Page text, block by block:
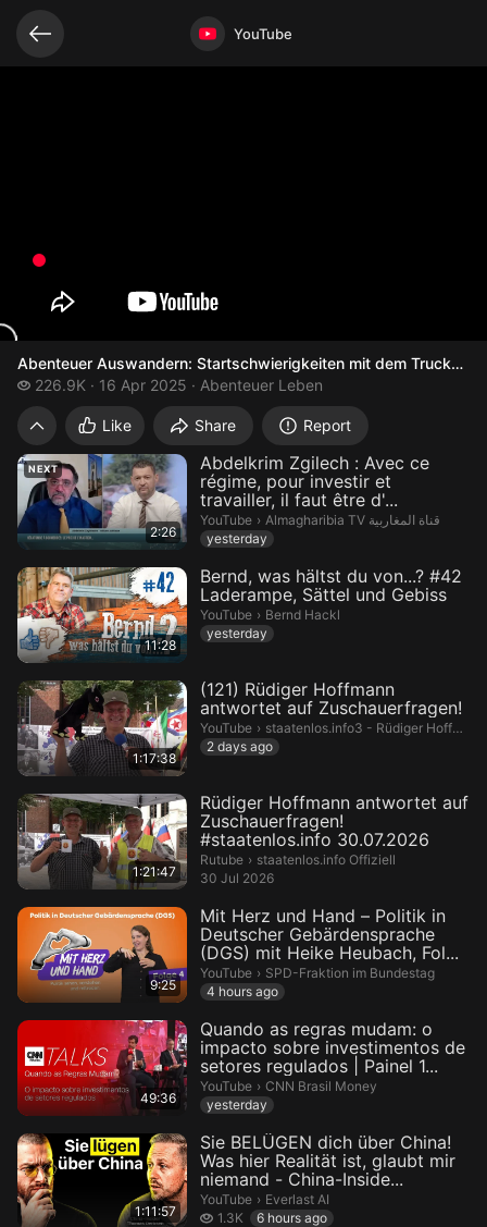
Video opened YouTube
Abenteuer Auswandern: Startschwierigkeiten mit dem Trucker-
Abenteuer Auswandern:
226.9K
226.9 thousand views
16 Apr 2025 Abenteuer Leben
Like Share Report
Related videos
NEXT
2:26
Abdelkrim Zgilech : Avec ce
régime, pour investir et
travailler, il faut être d'...
YouTube ›
Almagharibia TV قناة المغاربية
yesterday
11:28
Bernd, was hältst du von...? #42
Laderampe, Sättel und Gebiss
YouTube › Bernd Hackl.
Bernd Hackl
yesterday
1:17:38
(121) Rüdiger Hoffmann
antwortet auf Zuschauerfragen!
YouTube › staatenlos.info3 - Rüdiger
staatenlos.info3 - Rüdiger Hoffmann offiziell
2 days ago
1:21:47
Rüdiger Hoffmann antwortet auf
Zuschauerfragen!
#staatenlos.info 30.07.2026
Rutube › staatenlos.info Offiziell.
staatenlos.info Offiziell
30 Jul 2026
9:25
Mit Herz und Hand – Politik in
Deutscher Gebärdensprache
(DGS) mit Heike Heubach, Fol...
YouTube › SPD-Fraktion im Bundestag.
SPD-Fraktion im Bundestag
4 hours ago
49:36
Quando as regras mudam: o
impacto sobre investimentos de
setores regulados | Painel 1...
YouTube › CNN Brasil Money.
CNN Brasil Money
yesterday
1:11:57
Sie BELÜGEN dich über China!
Was hier Realität ist, glaubt mir
niemand - China-Inside...
YouTube › Everlast AI.
Everlast AI
1.3K
1.3 thousand views
6 hours ago